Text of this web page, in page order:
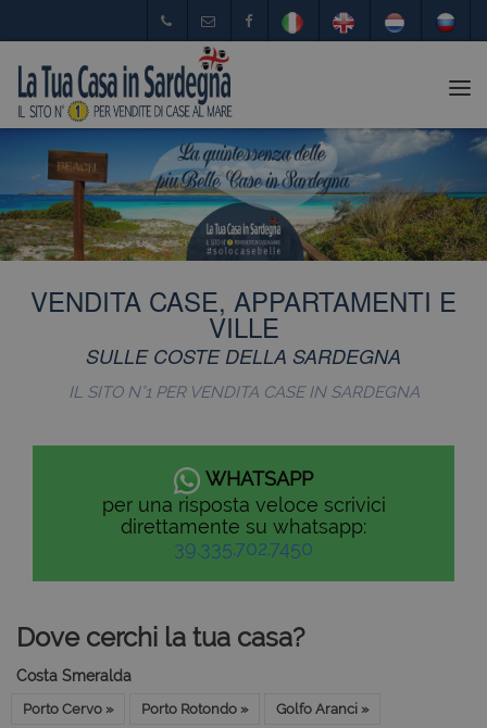
VENDITA CASE, APPARTAMENTI E
VILLE
SULLE COSTE DELLA SARDEGNA
IL SITO N°1 PER VENDITA CASE IN SARDEGNA
WHATSAPP
per una risposta veloce scrivici
direttamente su whatsapp:
39.335.702.7450
Dove cerchi la tua casa?
Costa Smeralda
Porto Cervo » Porto Rotondo » Golfo Aranci »